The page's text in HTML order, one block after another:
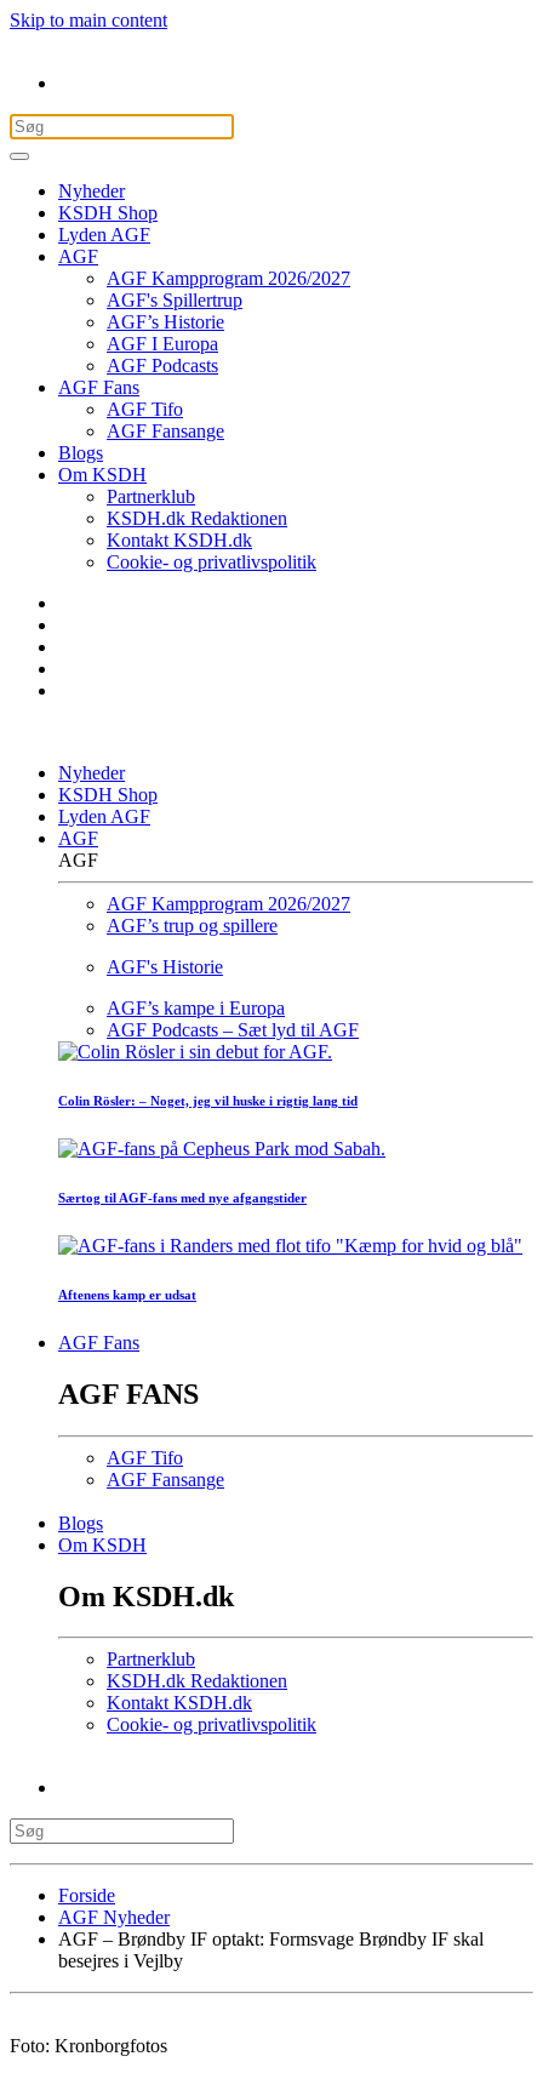
Skip to main content
Nyheder
KSDH Shop
Lyden AGF
AGF
AGF Kampprogram 2026/2027
AGF's Spillertrup
AGF’s Historie
AGF I Europa
AGF Podcasts
AGF Fans
AGF Tifo
AGF Fansange
Blogs
Om KSDH
Partnerklub
KSDH.dk Redaktionen
Kontakt KSDH.dk
Cookie- og privatlivspolitik
Nyheder
KSDH Shop
Lyden AGF
AGF
AGF
AGF Kampprogram 2026/2027
AGF’s trup og spillere
AGF's Historie
AGF’s kampe i Europa
AGF Podcasts – Sæt lyd til AGF
Colin Rösler: – Noget, jeg vil huske i rigtig lang tid
Særtog til AGF-fans med nye afgangstider
Aftenens kamp er udsat
AGF Fans
AGF FANS
AGF Tifo
AGF Fansange
Blogs
Om KSDH
Om KSDH.dk
Partnerklub
KSDH.dk Redaktionen
Kontakt KSDH.dk
Cookie- og privatlivspolitik
Forside
AGF Nyheder
AGF – Brøndby IF optakt: Formsvage Brøndby IF skal
besejres i Vejlby
Foto: Kronborgfotos